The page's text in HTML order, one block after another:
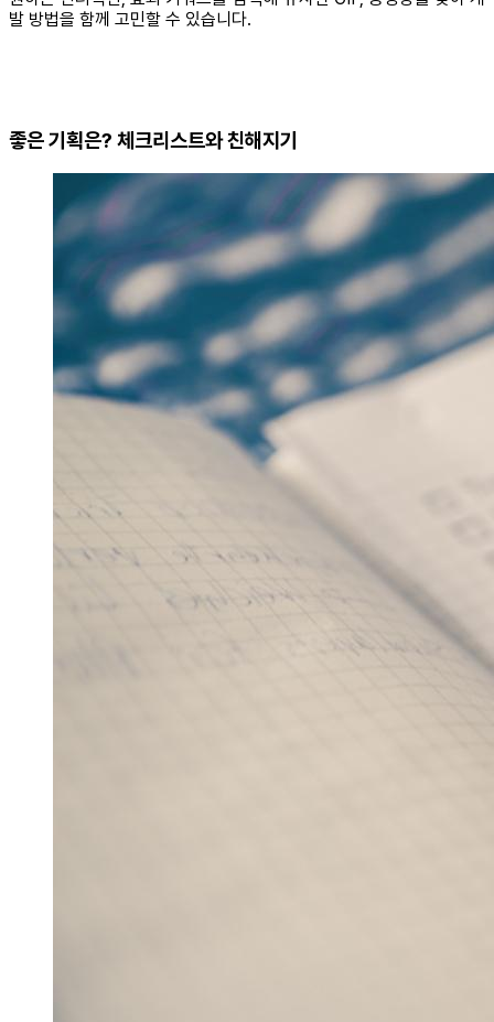
발 방법을 함께 고민할 수 있습니다.
좋은 기획은? 체크리스트와 친해지기